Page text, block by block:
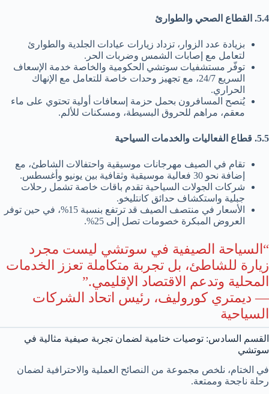
5.4. القطاع الصحي والطوارئ
بزيادة عدد الزوار، تزداد زيارات عيادات الجلدية والطوارئ
لتعامل مع إصابات الشمس وضربات الحر.
توفّر مستشفيات سوتشي الحكومية والخاصة خدمة الإسعاف
السريع 24/7، مع تجهيز وحدات خاصة للتعامل مع الإنهاك
الحراري.
يُنصح المسافرون بحمل حزمة إسعافات أولية تحتوي على ماء
معقم، مراهم للحروق البسيطة، ومسكنات للألم.
5.5. قطاع الفعاليات والخدمات السياحية
تقام في الصيف مهرجانات موسيقية واحتفالات الشاطئ، مع
إضافة نحو 30 فعالية موسيقية وثقافية بين يونيو وأغسطس.
شركات الجولات السياحية تقدم باقات خاصة تشمل رحلات
جبلية واستكشاف حدائق كانتليخو.
الأسعار في منتصف الصيف قد ترتفع بنسبة 15%، في حين توفر
العروض المبكرة خصومات تصل إلى 25%.
“السياحة الصيفية في سوتشي ليست مجرد
زيارة للشاطئ، بل تجربة متكاملة تعزز الخدمات
المحلية وتدعم الاقتصاد الإقليمي.”
— ديمتري كوروليف، رئيس اتحاد الشركات
السياحية
القسم السادس: توصيات ختامية لضمان تجربة صيفية مثالية في
سوتشي
في الختام، نلخص مجموعة من النصائح العملية والاحترافية لضمان
رحلة ناجحة وممتعة.